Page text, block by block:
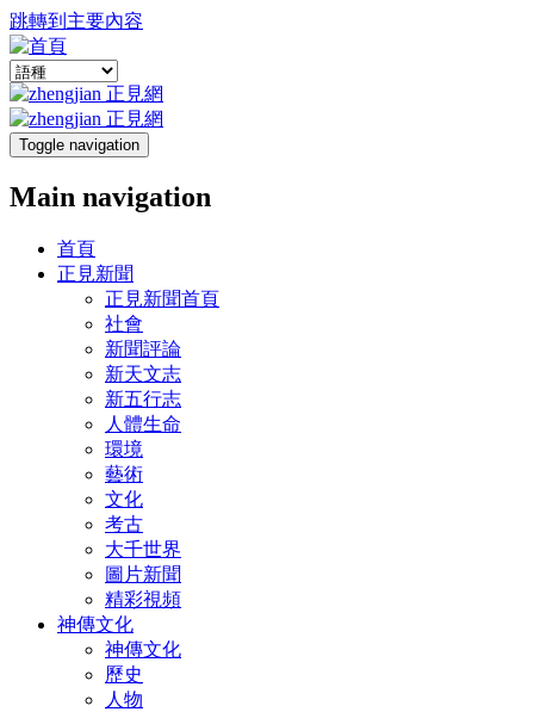
跳轉到主要內容
Toggle navigation
Main navigation
首頁
正見新聞
正見新聞首頁
社會
新聞評論
新天文志
新五行志
人體生命
環境
藝術
文化
考古
大千世界
圖片新聞
精彩視頻
神傳文化
神傳文化
歷史
人物